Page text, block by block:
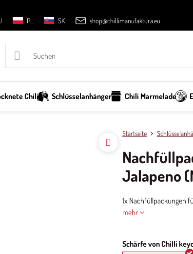
PL SK shop@chillimanufaktura.eu
Chili Schlüsselanhänger Chili Marmelade
Startseite
Jalapeno
1x Nachfüllpackungen
mehr
Schärfe von Chilli